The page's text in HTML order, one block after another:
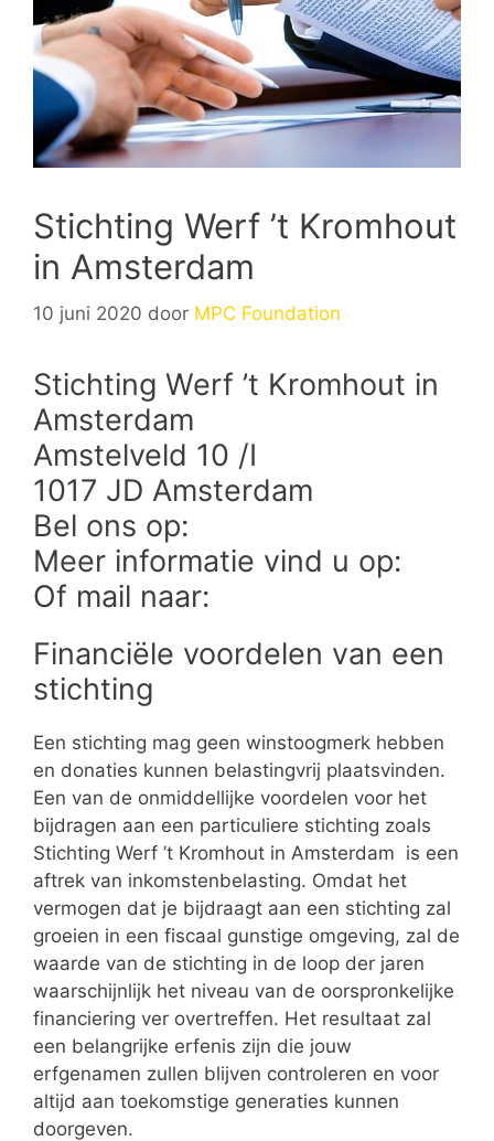
Stichting Werf ’t Kromhout
in Amsterdam
10 juni 2020 door MPC Foundation
Stichting Werf ’t Kromhout in
Amsterdam
Amstelveld 10 /I
1017 JD Amsterdam
Bel ons op:
Meer informatie vind u op:
Of mail naar:
Financiële voordelen van een
stichting
Een stichting mag geen winstoogmerk hebben
en donaties kunnen belastingvrij plaatsvinden.
Een van de onmiddellijke voordelen voor het
bijdragen aan een particuliere stichting zoals
Stichting Werf ’t Kromhout in Amsterdam is een
aftrek van inkomstenbelasting. Omdat het
vermogen dat je bijdraagt aan een stichting zal
groeien in een fiscaal gunstige omgeving, zal de
waarde van de stichting in de loop der jaren
waarschijnlijk het niveau van de oorspronkelijke
financiering ver overtreffen. Het resultaat zal
een belangrijke erfenis zijn die jouw
erfgenamen zullen blijven controleren en voor
altijd aan toekomstige generaties kunnen
doorgeven.